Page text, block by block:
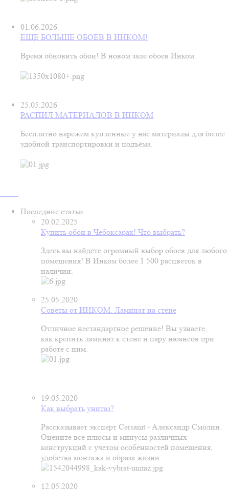
01.06.2026
ЕЩЕ БОЛЬШЕ ОБОЕВ В ИНКОМ!
Время обновить обои! В новом зале обоев Инком.
25.05.2026
РАСПИЛ МАТЕРИАЛОВ В ИНКОМ
Бесплатно нарежем купленные у нас материалы для более
удобной транспортировки и подъёма.
Последние статьи
20.02.2025
Купить обои в Чебоксарах! Что выбрать?
Здесь вы найдете огромный выбор обоев для любого
помещения! В Инком более 1 500 расцветок в
наличии.
25.05.2020
Советы от ИНКОМ. Ламинат на стене
Отличное нестандартное решение! Вы узнаете,
как крепить ламинат к стене и пару нюансов при
работе с ним.
19.05.2020
Как выбрать унитаз?
Рассказывает эксперт Cersanit - Александр Смолин.
Оцените все плюсы и минусы различных
конструкций с учетом особенностей помещения,
удобства монтажа и образа жизни.
12.05.2020